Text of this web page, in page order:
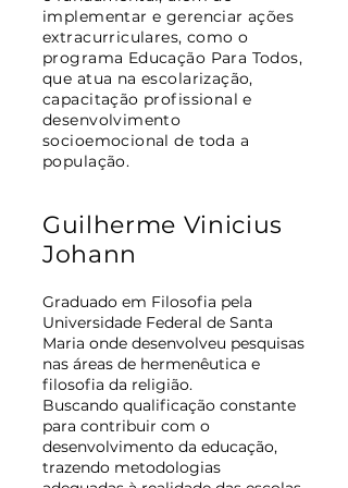
implementar e gerenciar ações
extracurriculares, como o
programa Educação Para Todos,
que atua na escolarização,
capacitação profissional e
desenvolvimento
socioemocional de toda a
população.
Guilherme Vinicius
Johann
Graduado em Filosofia pela
Universidade Federal de Santa
Maria onde desenvolveu pesquisas
nas áreas de hermenêutica e
filosofia da religião.
Buscando qualificação constante
para contribuir com o
desenvolvimento da educação,
trazendo metodologias